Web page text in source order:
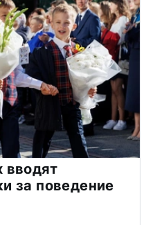
вводят
за поведение